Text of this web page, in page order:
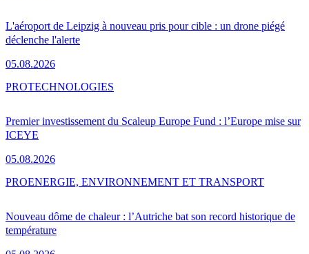
L'aéroport de Leipzig à nouveau pris pour cible : un drone piégé
déclenche l'alerte
05.08.2026
Premier investissement du Scaleup Europe Fund : l’Europe mise sur
ICEYE
05.08.2026
PROTECHNOLOGIES
Nouveau dôme de chaleur : l’Autriche bat son record historique de
température
PROENERGIE, ENVIRONNEMENT ET TRANSPORT